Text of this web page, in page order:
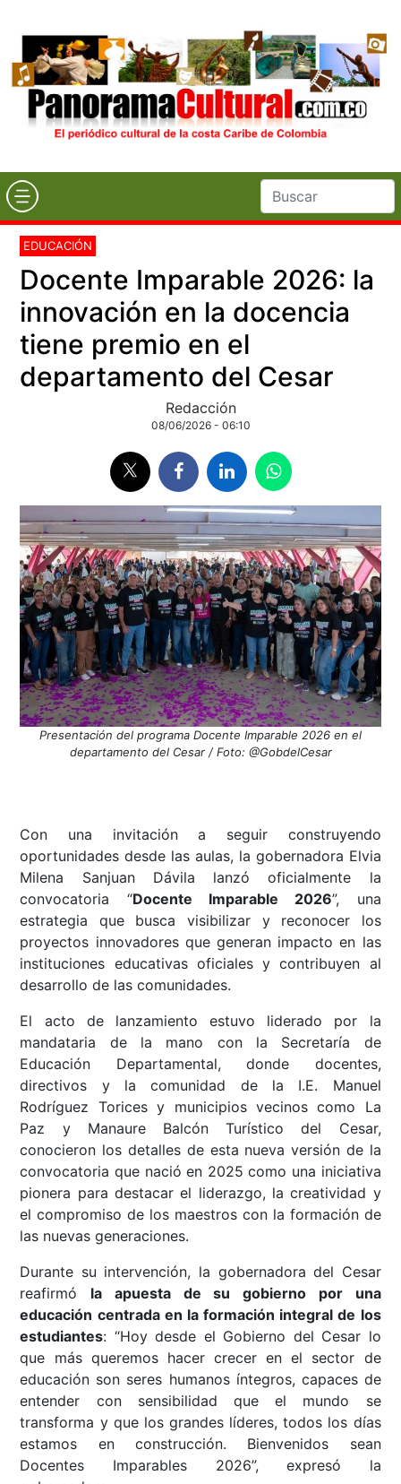
EDUCACIÓN
Docente Imparable 2026: la
innovación en la docencia
tiene premio en el
departamento del Cesar
Redacción
08/06/2026 - 06:10
Presentación del programa Docente Imparable 2026 en el
departamento del Cesar / Foto: @GobdelCesar
Con una invitación a seguir construyendo
oportunidades desde las aulas, la gobernadora Elvia
Milena Sanjuan Dávila lanzó oficialmente la
convocatoria “Docente Imparable 2026”, una
estrategia que busca visibilizar y reconocer los
proyectos innovadores que generan impacto en las
instituciones educativas oficiales y contribuyen al
desarrollo de las comunidades.
El acto de lanzamiento estuvo liderado por la
mandataria de la mano con la Secretaría de
Educación Departamental, donde docentes,
directivos y la comunidad de la I.E. Manuel
Rodríguez Torices y municipios vecinos como La
Paz y Manaure Balcón Turístico del Cesar,
conocieron los detalles de esta nueva versión de la
convocatoria que nació en 2025 como una iniciativa
pionera para destacar el liderazgo, la creatividad y
el compromiso de los maestros con la formación de
las nuevas generaciones.
Durante su intervención, la gobernadora del Cesar
reafirmó la apuesta de su gobierno por una
educación centrada en la formación integral de los
estudiantes: “Hoy desde el Gobierno del Cesar lo
que más queremos hacer crecer en el sector de
educación son seres humanos íntegros, capaces de
entender con sensibilidad que el mundo se
transforma y que los grandes líderes, todos los días
estamos en construcción. Bienvenidos sean
Docentes Imparables 2026”, expresó la